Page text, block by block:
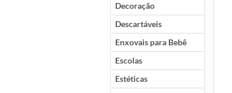
Decoração
Descartáveis
Enxovais para Bebê
Escolas
Estéticas